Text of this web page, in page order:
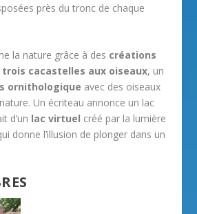
près du tronc de chaque
la nature grâce à des créations
trois cacastelles aux oiseaux, un
ornithologique avec des oiseaux
Un écriteau annonce un lac
d’un lac virtuel créé par la lumière
donne l’illusion de plonger dans un